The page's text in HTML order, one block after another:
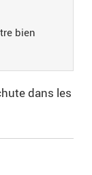
bien
dans les